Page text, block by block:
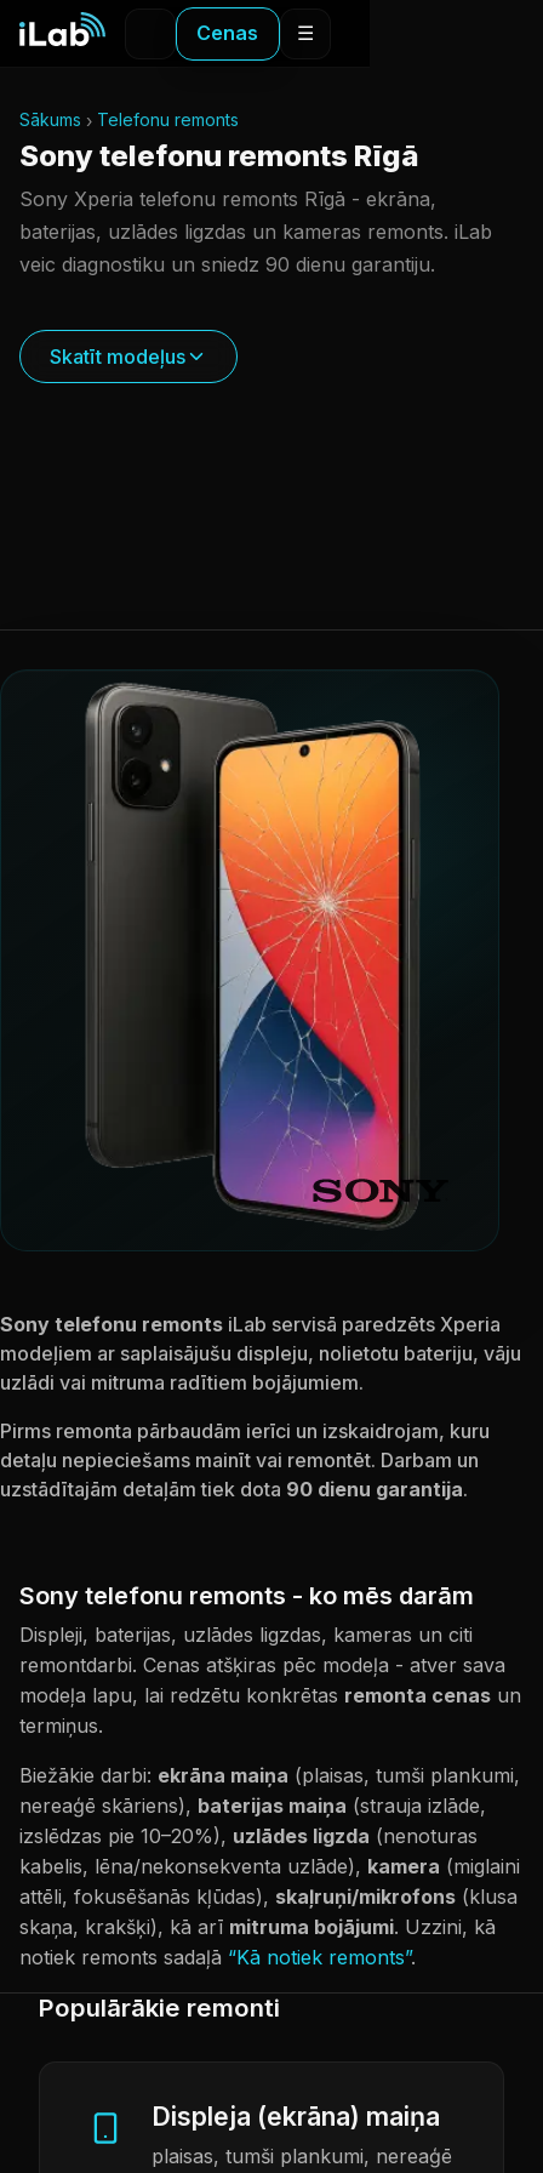
Cenas ☰
Sākums Telefonu remonts
Sony telefonu remonts Rīgā
Sony Xperia telefonu remonts Rīgā - ekrāna,
baterijas, uzlādes ligzdas un kameras remonts. iLab
veic diagnostiku un sniedz 90 dienu garantiju.
Skatīt modeļus
Sony telefonu remonts iLab servisā paredzēts Xperia
modeļiem ar saplaisājušu displeju, nolietotu bateriju, vāju
uzlādi vai mitruma radītiem bojājumiem.
Pirms remonta pārbaudām ierīci un izskaidrojam, kuru
detaļu nepieciešams mainīt vai remontēt. Darbam un
uzstādītajām detaļām tiek dota 90 dienu garantija.
Sony telefonu remonts - ko mēs darām
Displeji, baterijas, uzlādes ligzdas, kameras un citi
remontdarbi. Cenas atšķiras pēc modeļa - atver sava
modeļa lapu, lai redzētu konkrētas remonta cenas un
termiņus.
Biežākie darbi: ekrāna maiņa (plaisas, tumši plankumi,
nereaģē skāriens), baterijas maiņa (strauja izlāde,
izslēdzas pie 10–20%), uzlādes ligzda (nenoturas
kabelis, lēna/nekonsekventa uzlāde), kamera (miglaini
attēli, fokusēšanās kļūdas), skaļruņi/mikrofons (klusa
skaņa, krakšķi), kā arī mitruma bojājumi. Uzzini, kā
notiek remonts sadaļā “Kā notiek remonts”.
Populārākie remonti
Displeja (ekrāna) maiņa
plaisas, tumši plankumi, nereaģē